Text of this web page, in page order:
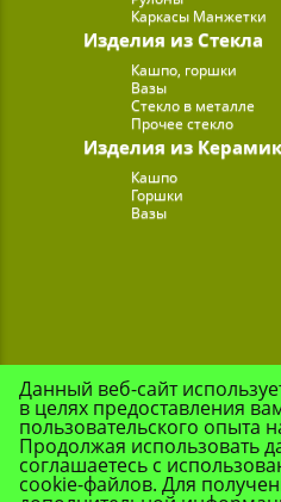
Каркасы Манжетки
Изделия из Стекла
Кашпо, горшки
Вазы
Стекло в металле
Прочее стекло
Изделия из
Кашпо
Горшки
Вазы
Данный веб-сайт
в целях предоставления
пользовательского опыта
Продолжая использовать
соглашаетесь с
cookie-файлов. Для